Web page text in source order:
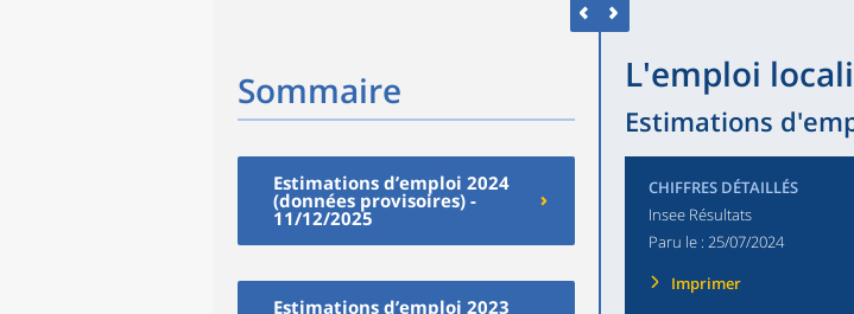
Sommaire
Estimations d’emploi 2024
(données provisoires) -
11/12/2025
Estimations d’emploi 2023
L'emploi
Estimations
CHIFFRES DÉTAILLÉS
Insee Résultats
Paru le : 25/07/2024
Imprimer